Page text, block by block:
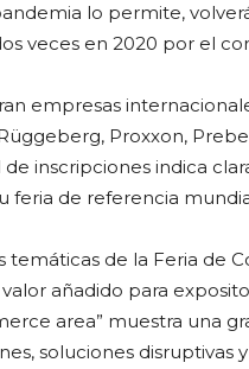
lo permite,
veces en 2020 por el
empresas
Proxxon,
inscripciones indica
feria de referencia
temáticas de la Feria de
añadido para
area” muestra una
soluciones disruptivas y